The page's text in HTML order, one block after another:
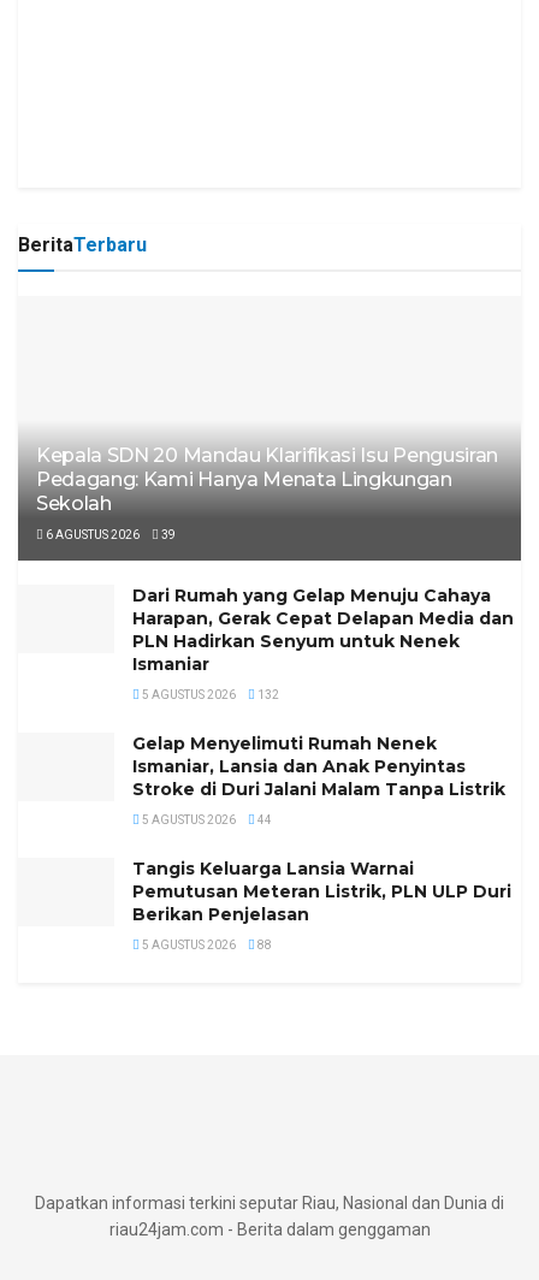
BeritaTerbaru
Kepala SDN 20 Mandau Klarifikasi Isu Pengusiran
Pedagang: Kami Hanya Menata Lingkungan
Sekolah
6 AGUSTUS 2026 39
Dari Rumah yang Gelap Menuju Cahaya
Harapan, Gerak Cepat Delapan Media dan
PLN Hadirkan Senyum untuk Nenek
Ismaniar
5 AGUSTUS 2026 132
Gelap Menyelimuti Rumah Nenek
Ismaniar, Lansia dan Anak Penyintas
Stroke di Duri Jalani Malam Tanpa Listrik
5 AGUSTUS 2026 44
Tangis Keluarga Lansia Warnai
Pemutusan Meteran Listrik, PLN ULP Duri
Berikan Penjelasan
5 AGUSTUS 2026 88
Dapatkan informasi terkini seputar Riau, Nasional dan Dunia di
riau24jam.com - Berita dalam genggaman